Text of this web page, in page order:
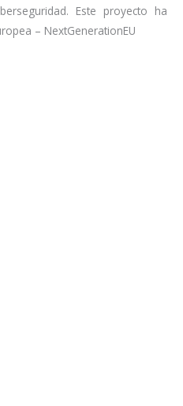
Este proyecto ha
– NextGenerationEU